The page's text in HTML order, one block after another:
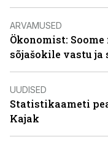
ARVAMUSED
Ökonomist:
sõjašokile vastu ja
UUDISED
Statistikaameti
Kajak